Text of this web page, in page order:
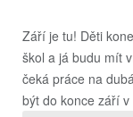
Září je tu! Děti
škol a já budu mít
čeká práce na
být do konce září